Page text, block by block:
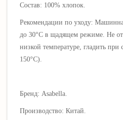
Состав: 100% хлопок.
Рекомендации по уходу:
до 30°C в щадящем режиме. Не
низкой температуре, гладить при
150°C).
Бренд: Asabella.
Производство: Китай.